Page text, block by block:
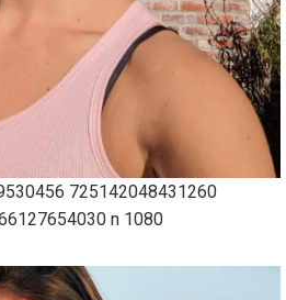
725142048431260
n 1080